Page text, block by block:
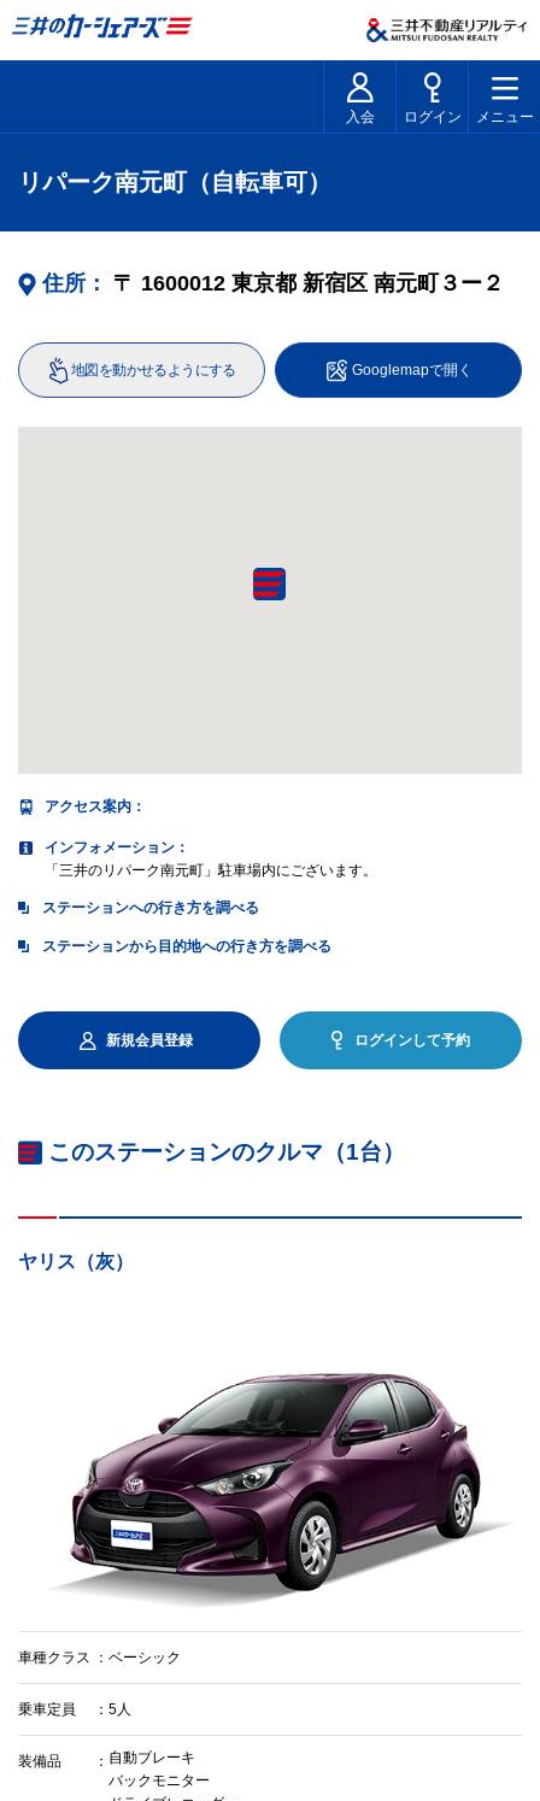
入会 ログイン メニュー
リパーク南元町（自転車可）
住所： 〒 1600012 東京都 新宿区 南元町３ー２
地図を動かせるようにする Googlemapで開く
アクセス案内 ：
インフォメーション：
「三井のリパーク南元町」駐車場内にございます。
ステーションへの行き方を調べる
ステーションから目的地への行き方を調べる
新規会員登録 ログインして予約
このステーションのクルマ（1台）
ヤリス（灰）
車種クラス ベーシック
乗車定員 5人
装備品
自動ブレーキ
バックモニター